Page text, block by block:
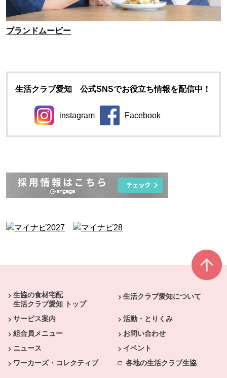
ブランドムービー
生活クラブ愛知 公式SNSでお役立ち情報を配信中！
instagram
別のウィンドウで開きます。
Facebook
生協の食材宅配
生活クラブ愛知 トップ
生活クラブ愛知について
サービス案内
活動・とりくみ
組合員メニュー
お問い合わせ
ニュース
イベント
ワーカーズ・コレクティブ
各地の生活クラブ生協